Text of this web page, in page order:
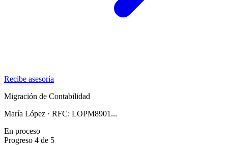
Recibe asesoría
Migración de Contabilidad
María López · RFC: LOPM8901...
En proceso
Progreso 4 de 5